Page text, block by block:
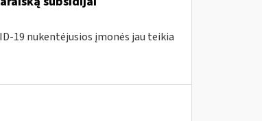
19 nukentėjusios įmonės jau teikia